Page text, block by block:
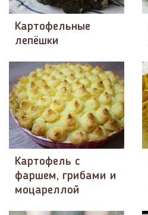
Картофельные
лепёшки
Картофель с
фаршем, грибами и
моцареллой